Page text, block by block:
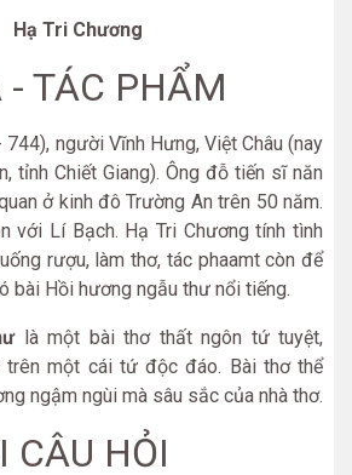
Hạ Tri Chương
- TÁC PHẨM
người Vĩnh Hưng, Việt Châu (nay
tỉnh Chiết Giang). Ông đỗ tiến sĩ năn
ở kinh đô Trường An trên 50 năm.
với Lí Bạch. Hạ Tri Chương tính tình
rượu, làm thơ, tác phaamt còn để
bài Hồi hương ngẫu thư nổi tiếng.
là một bài thơ thất ngôn tứ tuyệt,
một cái tứ độc đáo. Bài thơ thể
ngậm ngùi mà sâu sắc của nhà thơ.
CÂU HỎI